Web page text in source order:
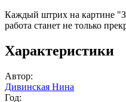
Каждый штрих на картине
работа станет не только
Характеристики
Автор:
Дивинская Нина
Год: